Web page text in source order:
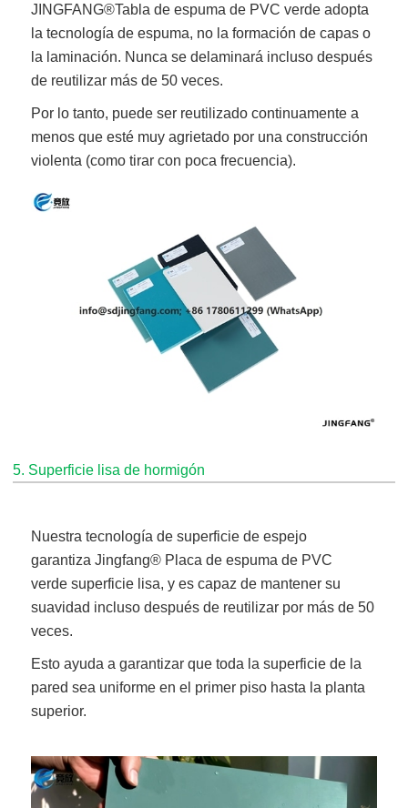
JINGFANG®Tabla de espuma de PVC verde adopta
la tecnología de espuma, no la formación de capas o
la laminación. Nunca se delaminará incluso después
de reutilizar más de 50 veces.
Por lo tanto, puede ser reutilizado continuamente a
menos que esté muy agrietado por una construcción
violenta (como tirar con poca frecuencia).
5. Superficie lisa de hormigón
Nuestra tecnología de superficie de espejo
garantizaJingfang® Placa de espuma de PVC
verde superficie lisa, y es capaz de mantener su
suavidad incluso después de reutilizar por más de 50
veces.
Esto ayuda a garantizar que toda la superficie de la
pared sea uniforme en el primer piso hasta la planta
superior.